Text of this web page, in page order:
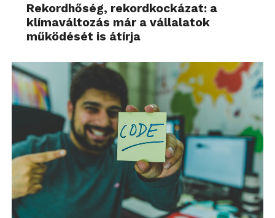
Rekordhőség, rekordkockázat: a
klímaváltozás már a vállalatok
működését is átírja